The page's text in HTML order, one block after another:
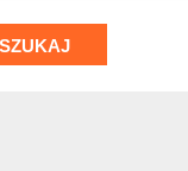
SZUKAJ